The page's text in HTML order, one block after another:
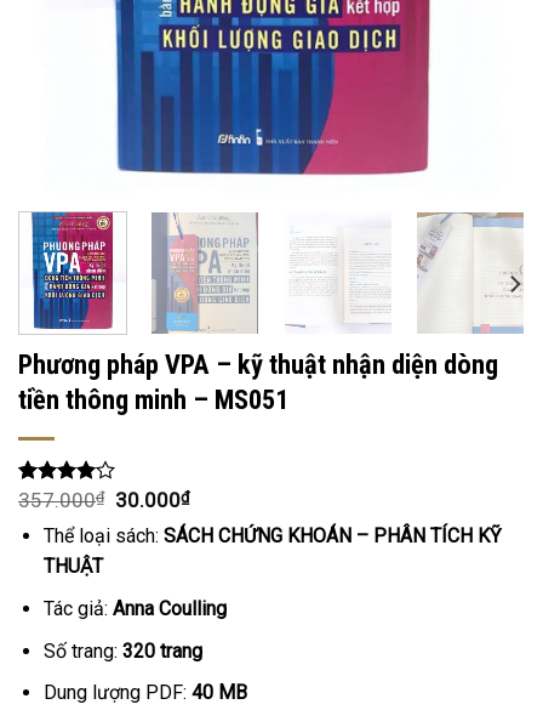
Phương pháp VPA – kỹ thuật nhận diện dòng
tiền thông minh – MS051
Rated
of 5
based on
1
customer
rating
357.000₫ 30.000₫
Thể loại sách: SÁCH CHỨNG KHOÁN – PHÂN TÍCH KỸ
THUẬT
Tác giả: Anna Coulling
Số trang: 320 trang
Dung lượng PDF: 40 MB